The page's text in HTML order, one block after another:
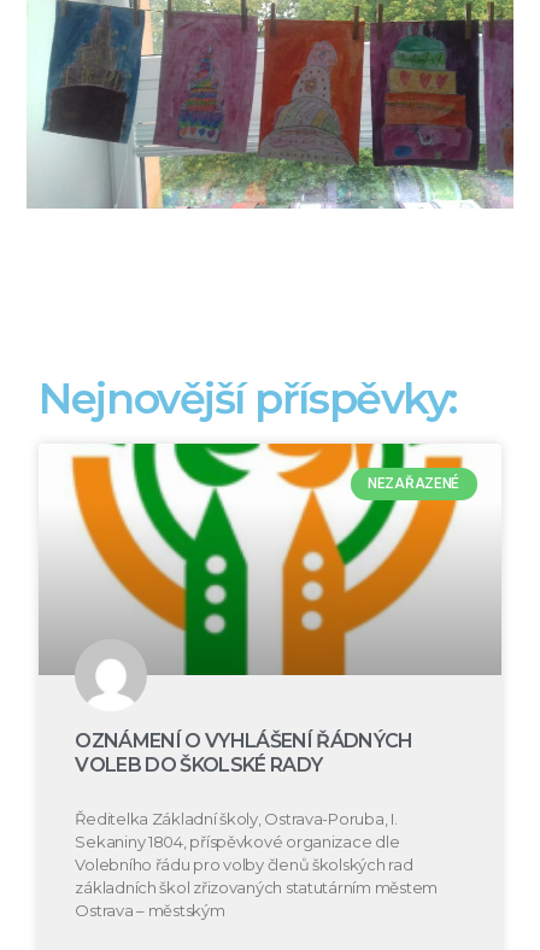
Nejnovější příspěvky:
NEZAŘAZENÉ
OZNÁMENÍ O VYHLÁŠENÍ ŘÁDNÝCH
VOLEB DO ŠKOLSKÉ RADY
Ředitelka Základní školy, Ostrava-Poruba, I.
Sekaniny 1804, příspěvkové organizace dle
Volebního řádu pro volby členů školských rad
základních škol zřizovaných statutárním městem
Ostrava – městským